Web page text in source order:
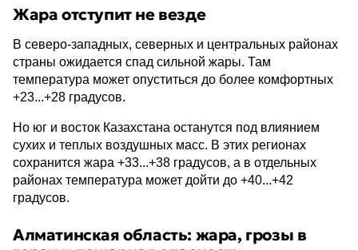
Жара отступит не везде
В северо-западных, северных и центральных районах
страны ожидается спад сильной жары. Там
температура может опуститься до более комфортных
+23...+28 градусов.
Но юг и восток Казахстана останутся под влиянием
сухих и теплых воздушных масс. В этих регионах
сохранится жара +33...+38 градусов, а в отдельных
районах температура может дойти до +40...+42
градусов.
Алматинская область: жара, грозы в